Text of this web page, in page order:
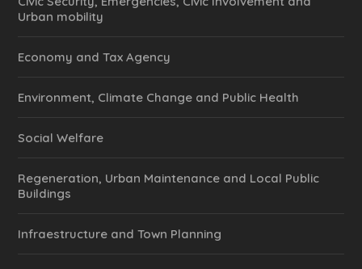
Urban mobility
Economy and Tax Agency
Environment, Climate Change and Public Health
Social Welfare
Regeneration, Urban Maintenance and Local Public
Buildings
Infraestructure and Town Planning